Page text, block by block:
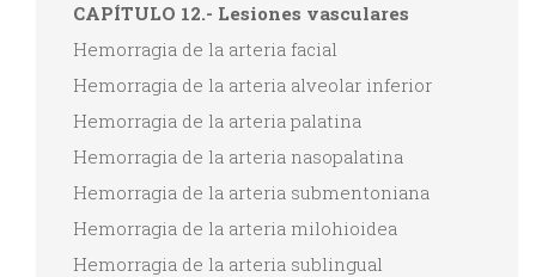
CAPÍTULO 12.- Lesiones vasculares
Hemorragia de la arteria facial
Hemorragia de la arteria alveolar inferior
Hemorragia de la arteria palatina
Hemorragia de la arteria nasopalatina
Hemorragia de la arteria submentoniana
Hemorragia de la arteria milohioidea
Hemorragia de la arteria sublingual